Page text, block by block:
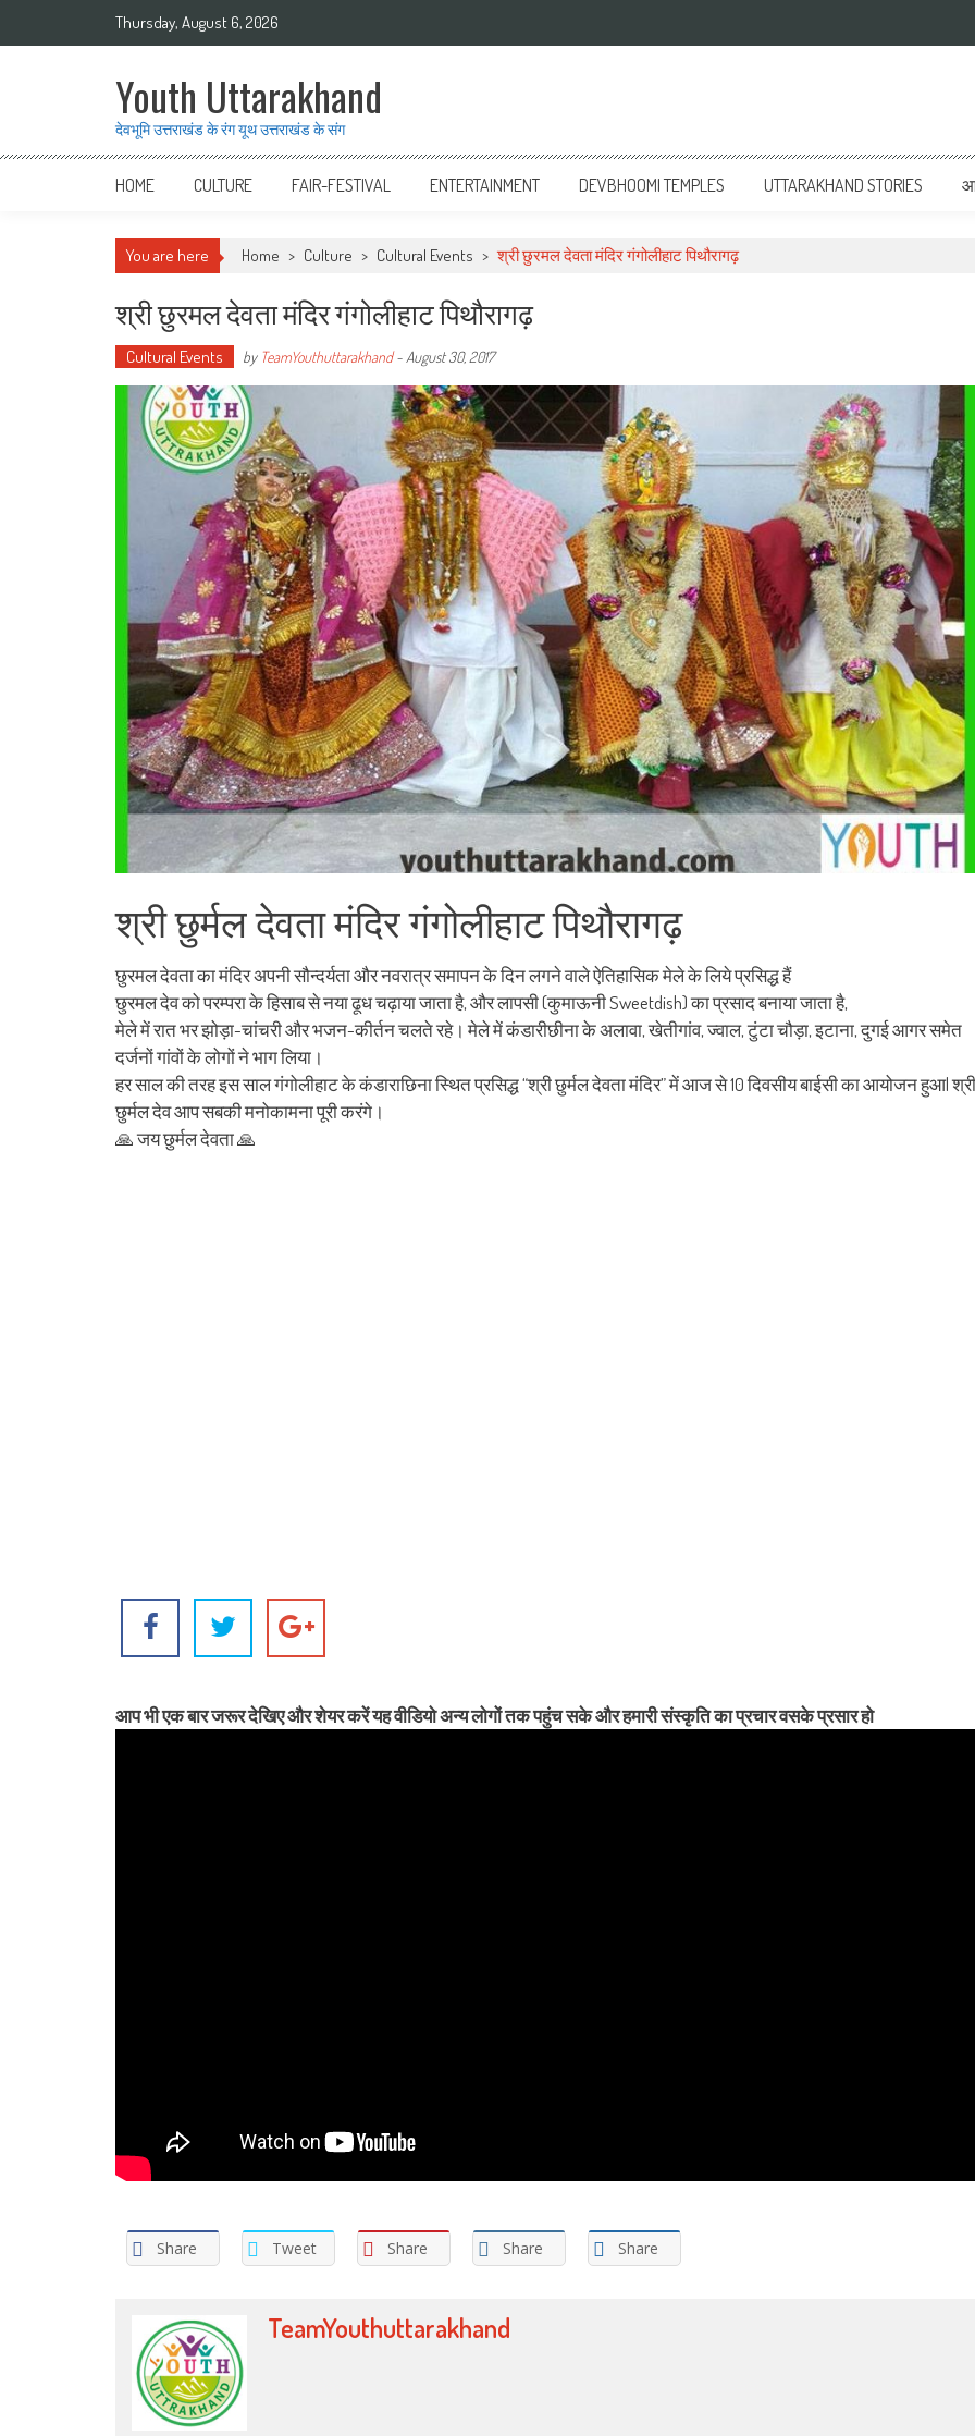
Thursday, August 6, 2026
Youth Uttarakhand
देवभूमि उत्तराखंड के रंग यूथ उत्तराखंड के संग
HOME CULTURE FAIR-FESTIVAL ENTERTAINMENT DEVBHOOMI TEMPLES UTTARAKHAND STORIES
You are here Home > Culture > Cultural Events > श्री छुरमल देवता मंदिर गंगोलीहाट पिथौरागढ़
श्री छुरमल देवता मंदिर गंगोलीहाट पिथौरागढ़
Cultural Events by TeamYouthuttarakhand- August 30, 2017
श्री छुर्मल देवता मंदिर गंगोलीहाट पिथौरागढ़
छुरमल देवता का मंदिर अपनी सौन्दर्यता और नवरात्र समापन के दिन लगने वाले ऐतिहासिक मेले के लिये प्रसिद्ध हैं
छुरमल देव को परम्परा के हिसाब से नया ढूध चढ़ाया जाता है, और लापसी (कुमाऊनी Sweetdish) का प्रसाद बनाया जाता है,
मेले में रात भर झोड़ा-चांचरी और भजन-कीर्तन चलते रहे। मेले में कंडारीछीना के अलावा, खेतीगांव, ज्वाल, टुंटा चौड़ा, इटाना, दुगई आगर समेत
दर्जनों गांवों के लोगों ने भाग लिया।
हर साल की तरह इस साल गंगोलीहाट के कंडाराछिना स्थित प्रसिद्ध “श्री छुर्मल देवता मंदिर” में आज से 10 दिवसीय बाईसी का आयोजन हुआ| श्री
छुर्मल देव आप सबकी मनोकामना पूरी करंगे।
🙏 जय छुर्मल देवता 🙏
आप भी एक बार जरूर देखिए और शेयर करें यह वीडियो अन्य लोगों तक पहुंच सके और हमारी संस्कृति का प्रचार वसके प्रसार हो
Share Tweet Share Share Share
TeamYouthuttarakhand